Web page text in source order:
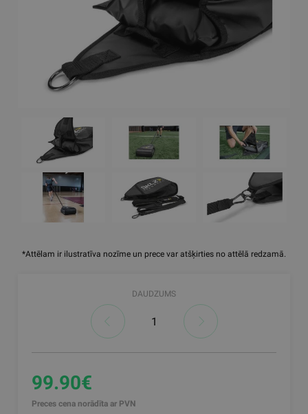
*Attēlam ir ilustratīva nozīme un prece var atšķirties no attēlā redzamā.
DAUDZUMS
99.90€
Preces cena norādīta ar PVN